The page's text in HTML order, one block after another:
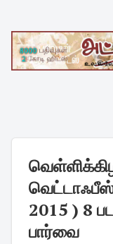
content
வெட்டாஃபீஸ்
2015 ) 8
பார்வை